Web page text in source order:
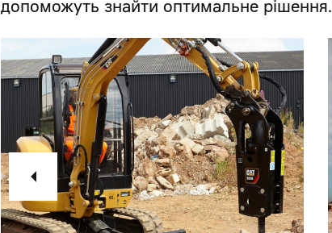
допоможуть знайти оптимальне рішення.